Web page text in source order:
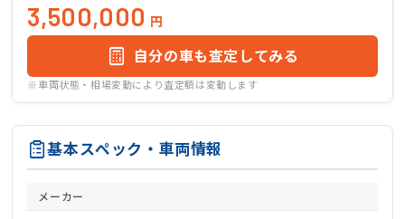
3,500,000 円
自分の車も査定してみる
※車両状態・相場変動により査定額は変動します
基本スペック・車両情報
メーカー